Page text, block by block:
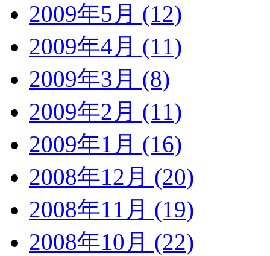
2009年5月 (12)
2009年4月 (11)
2009年3月 (8)
2009年2月 (11)
2009年1月 (16)
2008年12月 (20)
2008年11月 (19)
2008年10月 (22)